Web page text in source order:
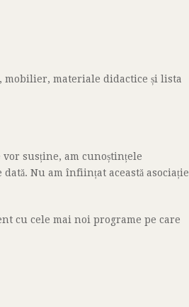
mobilier, materiale didactice și lista
susține, am cunoștințele
Nu am înființat această asociație
cu cele mai noi programe pe care